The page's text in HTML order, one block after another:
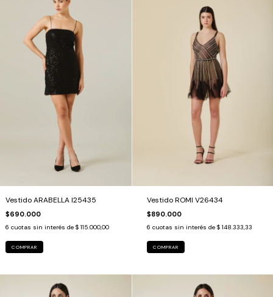
Vestido ARABELLA I25435
$690.000
6 cuotas sin interés de $ 115.000,00
COMPRAR
Vestido ROMI V26434
$890.000
6 cuotas sin interés de $ 148.333,33
COMPRAR